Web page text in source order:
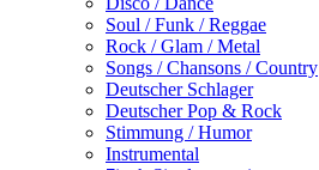
Soul / Funk / Reggae
Rock / Glam / Metal
Songs / Chansons / Country
Deutscher Schlager
Deutscher Pop & Rock
Stimmung / Humor
Instrumental